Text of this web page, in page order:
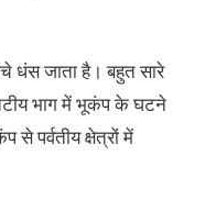
धंस जाता है। बहुत सारे
भाग में भूकंप के घटने
से पर्वतीय क्षेत्रों में